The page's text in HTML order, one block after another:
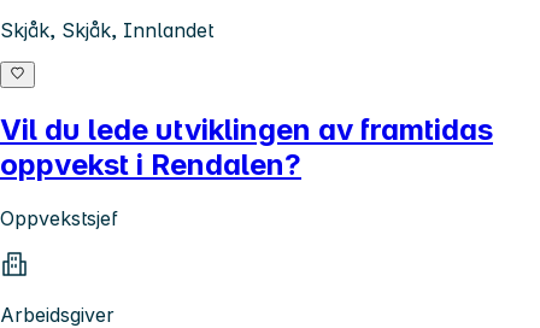
Skjåk, Skjåk, Innlandet
Vil du lede utviklingen av framtidas
oppvekst i Rendalen?
Oppvekstsjef
Arbeidsgiver